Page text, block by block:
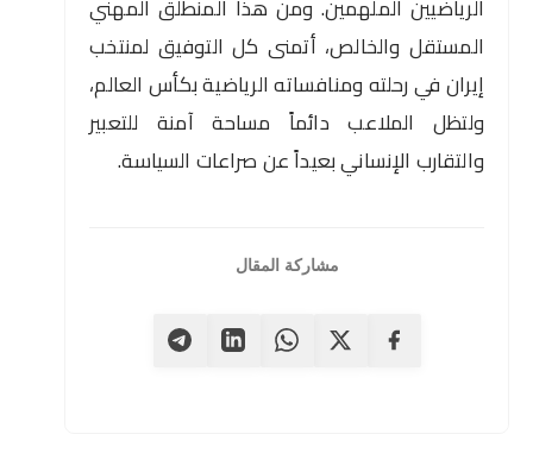
الرياضيين الملهمين. ومن هذا المنطلق المهني
المستقل والخالص، أتمنى كل التوفيق لمنتخب
إيران في رحلته ومنافساته الرياضية بكأس العالم،
ولتظل الملاعب دائماً مساحة آمنة للتعبير
والتقارب الإنساني بعيداً عن صراعات السياسة.
مشاركة المقال